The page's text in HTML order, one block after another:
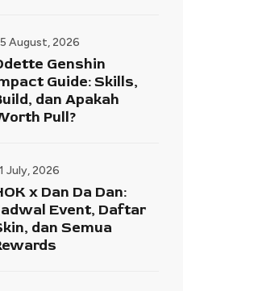
August, 2026
Genshin
Guide: Skills,
dan Apakah
Pull?
July, 2026
x Dan Da Dan:
Event, Daftar
dan Semua